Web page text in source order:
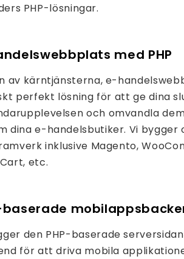
PHP-lösningar.
med PHP
av kärntjänsterna, e-
perfekt lösning för att ge dina
och omvandla
dina e-handelsbutiker. Vi bygger
inklusive Magento,
etc.
baserade
den PHP-baserade
för att driva mobila